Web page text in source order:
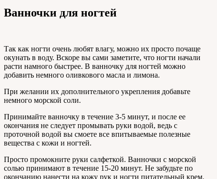
Ванночки для ногтей
Так как ногти очень любят влагу, можно их просто почаще
окунать в воду. Вскоре вы сами заметите, что ногти начали
расти намного быстрее. В ванночку для ногтей можно
добавить немного оливкового масла и лимона.
При желании их дополнительного укрепления добавьте
немного морской соли.
Принимайте ванночку в течение 3-5 минут, и после ее
окончания не следует промывать руки водой, ведь с
проточной водой вы смоете все впитываемые полезные
вещества с кожи и ногтей.
Просто промокните руки салфеткой. Ванночки с морской
солью принимают в течение 15-20 минут. Не забудьте по
окончанию нанести на кожу рук и ногти питательный крем.